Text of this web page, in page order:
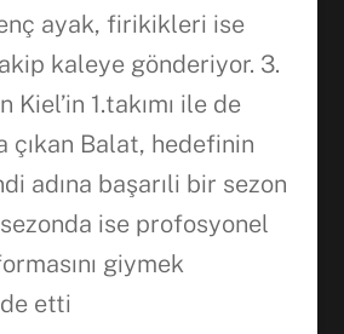
ayak, firikikleri ise
kaleye gönderiyor. 3.
Kiel’in 1.takımı ile de
çıkan Balat, hedefinin
adına başarıli bir sezon
ise profosyonel
giymek
etti